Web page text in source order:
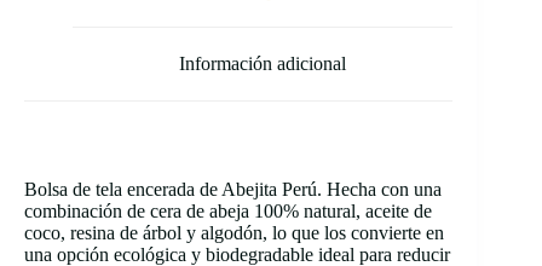
Información adicional
Bolsa de tela encerada de Abejita Perú. Hecha con una
combinación de cera de abeja 100% natural, aceite de
coco, resina de árbol y algodón, lo que los convierte en
una opción ecológica y biodegradable ideal para reducir